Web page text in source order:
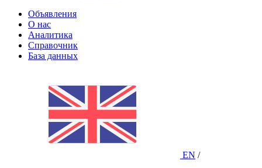
Объявления
О нас
Аналитика
Справочник
База данных
EN /